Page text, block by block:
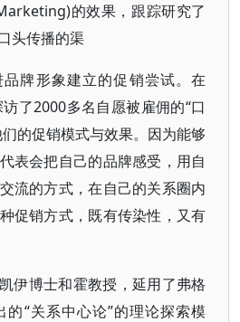
的效果，跟踪研究了
头传播的渠
牌形象建立的促销尝试。在
了2000多名自愿被雇佣的“口
的促销模式与效果。因为能够
表会把自己的品牌感受，用自
流的方式，在自己的关系圈内
促销方式，既有传染性，又有
伊博士和霍教授，延用了弗格
“关系中心论”的理论探索模